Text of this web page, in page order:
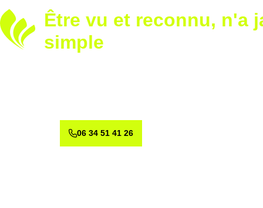
Être vu et reconnu, n'a
simple
06 34 51 41 26